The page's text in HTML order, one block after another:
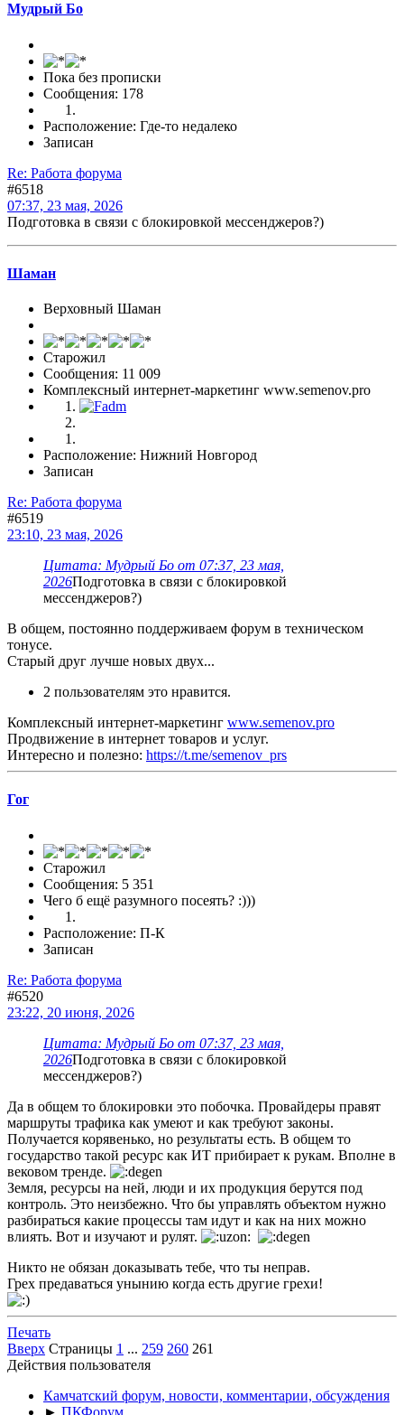
Мудрый Бo
Пока без прописки
Сообщения: 178
Расположение: Где-то недалеко
Записан
Re: Работа форума
#6518
07:37, 23 мая, 2026
Подготовка в связи с блокировкой мессенджеров?)
Шаман
Верховный Шаман
Старожил
Сообщения: 11 009
Комплексный интернет-маркетинг www.semenov.pro
Расположение: Нижний Новгород
Записан
Re: Работа форума
#6519
23:10, 23 мая, 2026
Цитата: Мудрый Бo от 07:37, 23 мая,
2026Подготовка в связи с блокировкой
мессенджеров?)
В общем, постоянно поддерживаем форум в техническом
тонусе.
Старый друг лучше новых двух...
2 пользователям это нравится.
Комплексный интернет-маркетинг www.semenov.pro
Продвижение в интернет товаров и услуг.
Интересно и полезно: https://t.me/semenov_prs
Гог
Старожил
Сообщения: 5 351
Чего б ещё разумного посеять? :)))
Расположение: П-К
Записан
Re: Работа форума
#6520
23:22, 20 июня, 2026
Цитата: Мудрый Бo от 07:37, 23 мая,
2026Подготовка в связи с блокировкой
мессенджеров?)
Да в общем то блокировки это побочка. Провайдеры правят
маршруты трафика как умеют и как требуют законы.
Получается корявенько, но результаты есть. В общем то
государство такой ресурс как ИТ прибирает к рукам. Вполне в
вековом тренде.
Земля, ресурсы на ней, люди и их продукция берутся под
контроль. Это неизбежно. Что бы управлять объектом нужно
разбираться какие процессы там идут и как на них можно
влиять. Вот и изучают и рулят.
Никто не обязан доказывать тебе, что ты неправ.
Грех предаваться унынию когда есть другие грехи!
Печать
Вверх Страницы 1 ... 259 260 261
Действия пользователя
Камчатский форум, новости, комментарии, обсуждения
► ПКФорум